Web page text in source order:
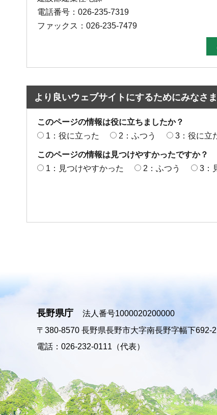
電話番号：026-235-7319
ファックス：026-235-7479
より良いウェブサイトにするためにみなさ
このページの情報は役に立ちましたか？
1：役に立った
2：ふつう 3：役に立
このページの情報は見つけやすかったですか？
1：見つけやすかった
2：ふつう 3：
長野県庁
法人番号1000020200000
〒380-8570 長野県長野市大字南長野字幅下692-
電話：026-232-0111（代表）